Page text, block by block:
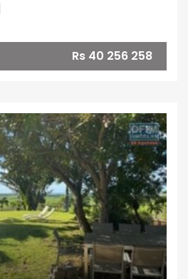
Rs 40 256 258